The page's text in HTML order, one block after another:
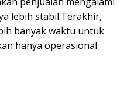
lebih stabil.Terakhir,
banyak waktu untuk
hanya operasional